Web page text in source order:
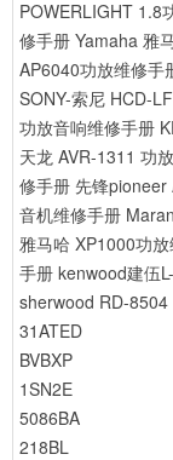
POWERLIGHT 1.8
修手册 Yamaha 雅
AP6040功放维修手
SONY-索尼 HCD-
功放音响维修手册
天龙 AVR-1311 功
修手册 先锋pioneer
音机维修手册
雅马哈 XP1000功
手册 kenwood建伍
sherwood RD-
31ATED
BVBXP
1SN2E
5086BA
218BL